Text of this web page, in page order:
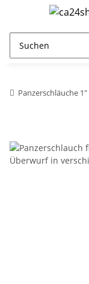
Panzerschläuche 1"